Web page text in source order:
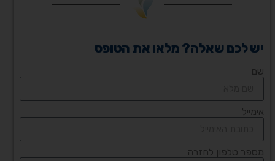
יש לכם שאלה? מלאו את הטופס
שם
אימייל
מספר טלפון לחזרה